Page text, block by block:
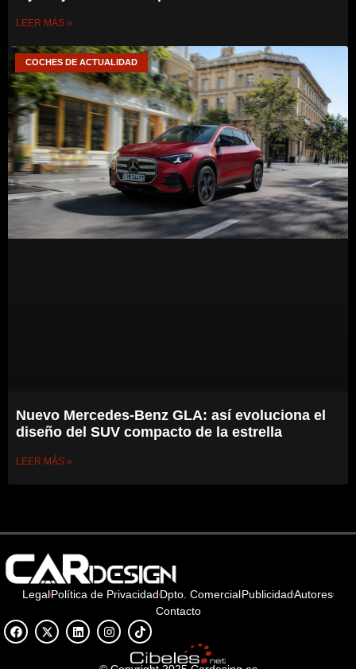
LEER MÁS »
COCHES DE ACTUALIDAD
Nuevo Mercedes-Benz GLA: así evoluciona el
diseño del SUV compacto de la estrella
LEER MÁS »
LegalPolítica de PrivacidadDpto. ComercialPublicidadAutores
Contacto